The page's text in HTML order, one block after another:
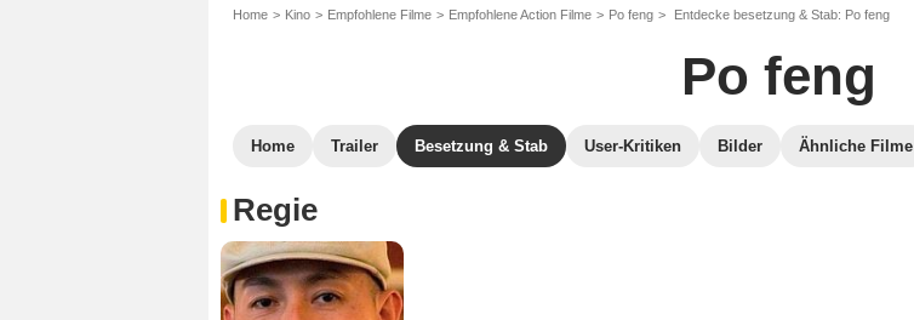
Home Kino Empfohlene Filme Empfohlene Action Filme Po feng Entdecke besetzung & Stab: Po feng
Po feng
Home Trailer Besetzung & Stab User-Kritiken Bilder Ähnliche Filme
Regie